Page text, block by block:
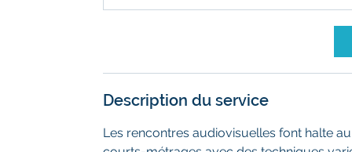
Description du service
Les rencontres audiovisuelles font halte